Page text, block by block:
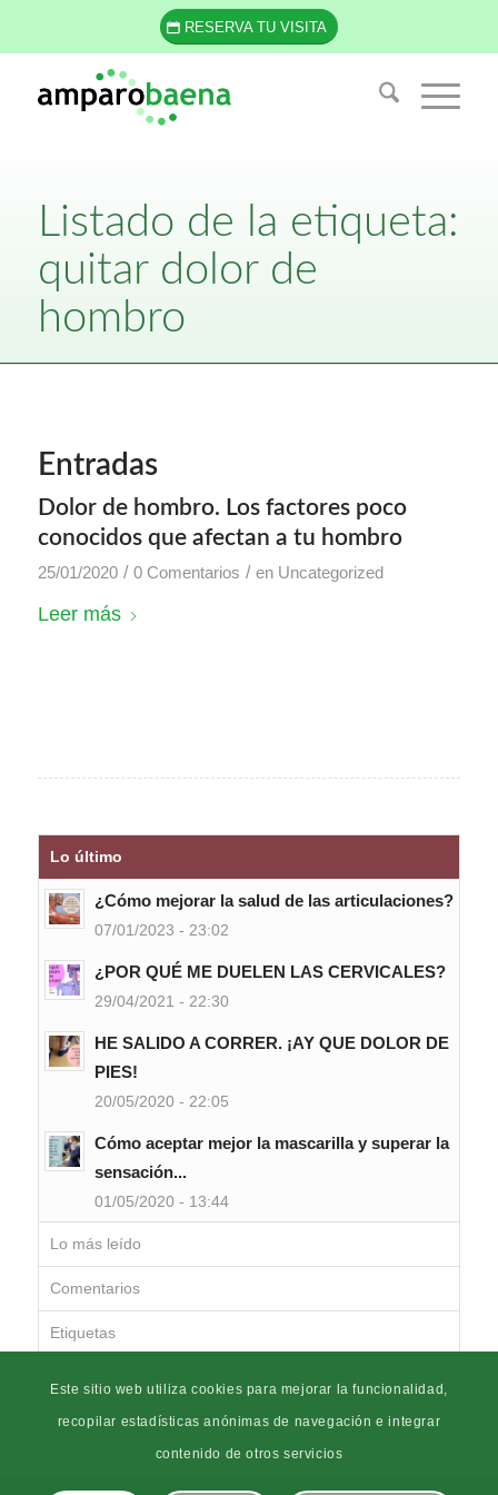
RESERVA TU VISITA
Listado de la etiqueta:
quitar dolor de
hombro
Entradas
Dolor de hombro. Los factores poco
conocidos que afectan a tu hombro
25/01/2020 / 0 Comentarios / en Uncategorized
Leer más
Lo último
¿Cómo mejorar la salud de las articulaciones?
07/01/2023 - 23:02
¿POR QUÉ ME DUELEN LAS CERVICALES?
29/04/2021 - 22:30
HE SALIDO A CORRER. ¡AY QUE DOLOR DE
PIES!
20/05/2020 - 22:05
Cómo aceptar mejor la mascarilla y superar la
sensación...
01/05/2020 - 13:44
Lo más leído
Comentarios
Etiquetas
Este sitio web utiliza cookies para mejorar la funcionalidad,
recopilar estadísticas anónimas de navegación e integrar
contenido de otros servicios